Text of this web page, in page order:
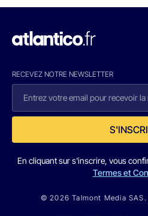
RECEVEZ NOTRE NEWSLETTER
En cliquant sur s'inscrire, vous
Termes et
© 2026 Talmont Media